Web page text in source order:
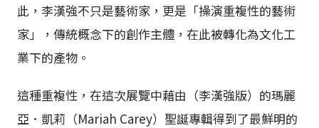
此，李漢強不只是藝術家，更是「操演重複性的藝術
家」，傳統概念下的創作主體，在此被轉化為文化工
業下的產物。
這種重複性，在這次展覽中藉由（李漢強版）的瑪麗
亞．凱莉（Mariah Carey）聖誕專輯得到了最鮮明的